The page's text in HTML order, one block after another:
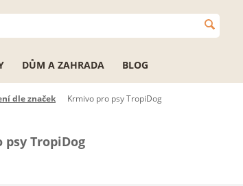
DŮM A ZAHRADA BLOG
dle značek Krmivo pro psy TropiDog
TropiDog